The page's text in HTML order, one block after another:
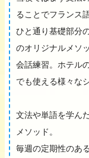
ることでフランス
ひと通り基礎部分
のオリジナルメソ
会話練習。ホテル
でも使える様々な
文法や単語を学ん
メソッド。
毎週の定期性のあ